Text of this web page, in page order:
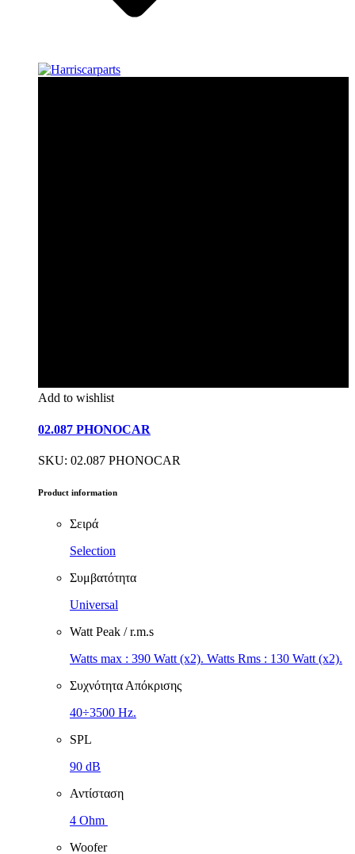
Add to wishlist
02.087 PHONOCAR
SKU: 02.087 PHONOCAR
Product information
Σειρά
Selection
Συμβατότητα
Universal
Watt Peak / r.m.s
Watts max : 390 Watt (x2). Watts Rms : 130 Watt (x2).
Συχνότητα Απόκρισης
40÷3500 Hz.
SPL
90 dB
Αντίσταση
4 Ohm
Woofer